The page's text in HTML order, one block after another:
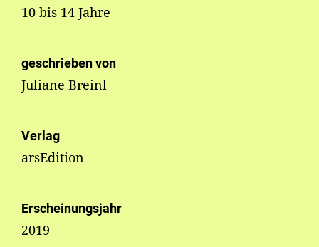
10 bis 14 Jahre
geschrieben von
Juliane Breinl
Verlag
arsEdition
Erscheinungsjahr
2019